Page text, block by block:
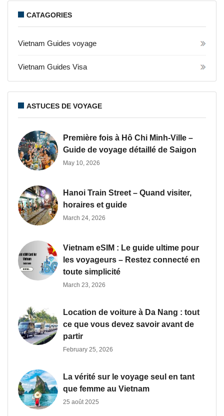
CATAGORIES
Vietnam Guides voyage
Vietnam Guides Visa
ASTUCES DE VOYAGE
Première fois à Hô Chi Minh-Ville –
Guide de voyage détaillé de Saigon
May 10, 2026
Hanoi Train Street – Quand visiter,
horaires et guide
March 24, 2026
Vietnam eSIM : Le guide ultime pour
les voyageurs – Restez connecté en
toute simplicité
March 23, 2026
Location de voiture à Da Nang : tout
ce que vous devez savoir avant de
partir
February 25, 2026
La vérité sur le voyage seul en tant
que femme au Vietnam
25 août 2025